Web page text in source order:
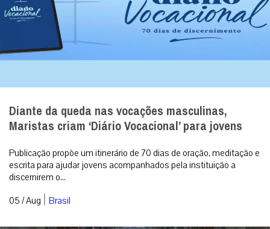
Diante da queda nas vocações masculinas,
Maristas criam ‘Diário Vocacional’ para jovens
Publicação propõe um itinerário de 70 dias de oração, meditação e
escrita para ajudar jovens acompanhados pela instituição a
discernirem o...
05 / Aug | Brasil